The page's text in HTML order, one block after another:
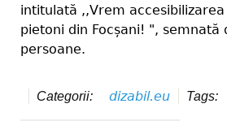
intitulată ,,Vrem
pietoni din Focșani! ", semnată
persoane.
Categorii: dizabil.eu Tags: